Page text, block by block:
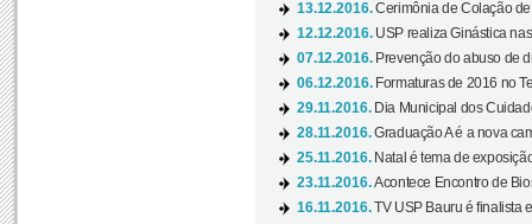
13.12.2016.Cerimônia de Colação
12.12.2016. USP realiza Ginástica
07.12.2016. Prevenção do abuso de
06.12.2016. Formaturas de 2016 no
29.11.2016. Dia Municipal dos
28.11.2016.Graduação A é a nova
25.11.2016. Natal é tema de
23.11.2016.Acontece Encontro de
16.11.2016.TV USP Bauru é finalista